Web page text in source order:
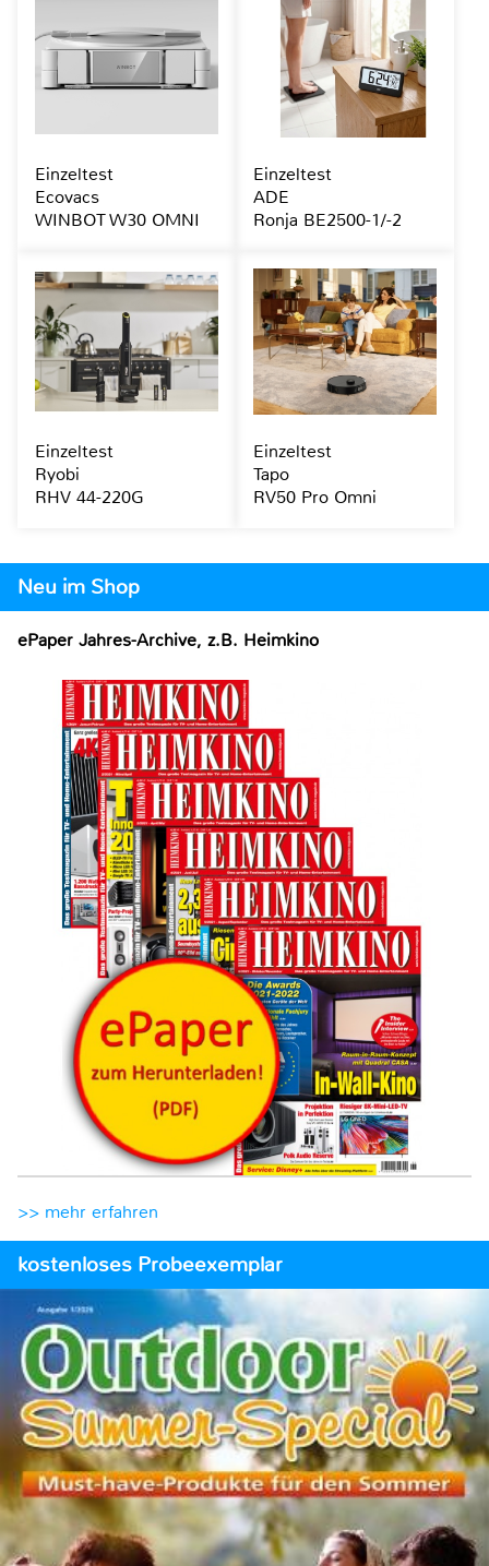
Neu im Shop
ePaper Jahres-Archive, z.B. Heimkino
>> mehr erfahren
kostenloses Probeexemplar
Einzeltest
Ecovacs
WINBOT W30 OMNI
Einzeltest
ADE
Ronja BE2500-1/-2
Einzeltest
Ryobi
RHV 44-220G
Einzeltest
Tapo
RV50 Pro Omni